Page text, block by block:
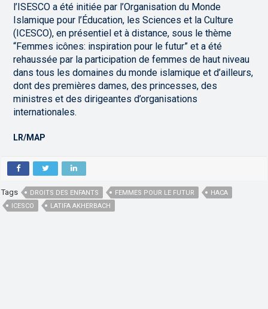
l’ISESCO a été initiée par l’Organisation du Monde
Islamique pour l’Éducation, les Sciences et la Culture
(ICESCO), en présentiel et à distance, sous le thème
“Femmes icônes: inspiration pour le futur” et a été
rehaussée par la participation de femmes de haut niveau
dans tous les domaines du monde islamique et d’ailleurs,
dont des premières dames, des princesses, des
ministres et des dirigeantes d’organisations
internationales.
LR/MAP
Tags DROITS DES ENFANTS FEMMES POUR LE FUTUR
HACA
ICESCO
LATIFA AKHERBACH